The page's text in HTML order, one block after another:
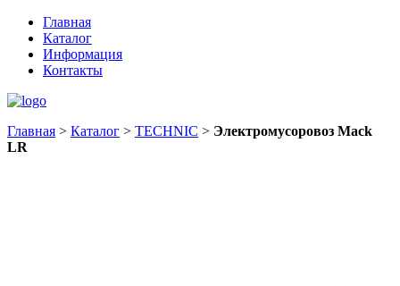
Главная
Каталог
Информация
Контакты
Главная > Каталог > TECHNIC > Электромусоровоз Mack
LR